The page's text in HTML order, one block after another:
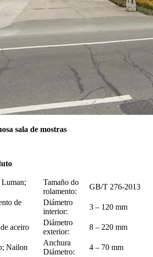
sala de mostras
Tamaño do
rolamento:
GB/T 276-2013
de
Diámetro
interior:
3 – 120 mm
aceiro
Diámetro
exterior:
8 – 220 mm
Nailon
Anchura
Diámetro:
4 – 70 mm